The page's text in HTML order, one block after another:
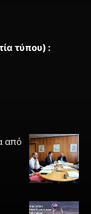
τύπου) :
από